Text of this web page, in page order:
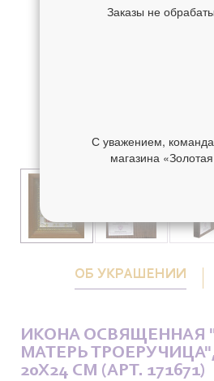
ОБ УКРАШЕНИИ
ИКОНА ОСВЯЩЕННАЯ
МАТЕРЬ
20X24 СМ (АРТ. 171671)
Заказы не
С уважением,
магазина